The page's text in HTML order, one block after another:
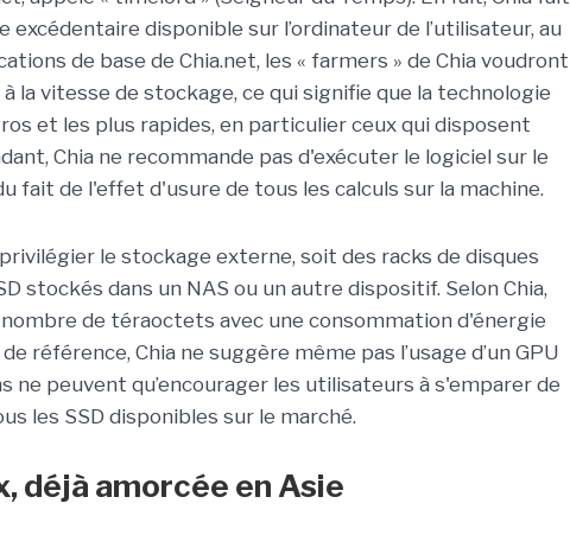
excédentaire disponible sur l’ordinateur de l’utilisateur, au
de base de Chia.net, les « farmers » de Chia voudront
la vitesse de stockage, ce qui signifie que la technologie
et les plus rapides, en particulier ceux qui disposent
Chia ne recommande pas d'exécuter le logiciel sur le
fait de l'effet d'usure de tous les calculs sur la machine.
le stockage externe, soit des racks de disques
stockés dans un NAS ou un autre dispositif. Selon Chia,
de téraoctets avec une consommation d'énergie
référence, Chia ne suggère même pas l’usage d’un GPU
ne peuvent qu’encourager les utilisateurs à s'emparer de
les SSD disponibles sur le marché.
déjà amorcée en Asie